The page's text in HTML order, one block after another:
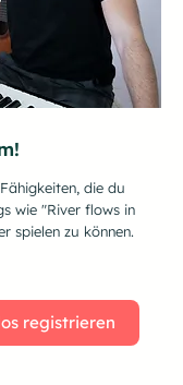
die du
wie "River flows in
spielen zu können.
registrieren